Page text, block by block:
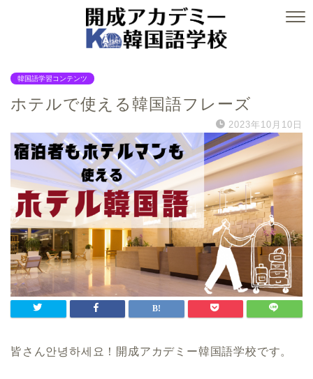
韓国語学習コンテンツ
ホテルで使える韓国語フレーズ
2023年10月10日
皆さん안녕하세요！開成アカデミー韓国語学校です。